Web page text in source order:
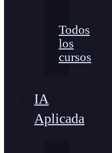
Todos
los
cursos
IA
Aplicada